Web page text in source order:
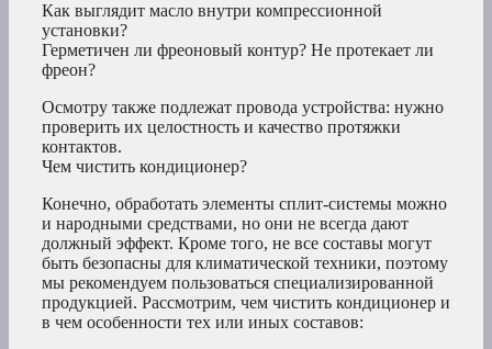
Как выглядит масло внутри компрессионной
установки?
Герметичен ли фреоновый контур? Не протекает ли
фреон?
Осмотру также подлежат провода устройства: нужно
проверить их целостность и качество протяжки
контактов.
Чем чистить кондиционер?
Конечно, обработать элементы сплит-системы можно
и народными средствами, но они не всегда дают
должный эффект. Кроме того, не все составы могут
быть безопасны для климатической техники, поэтому
мы рекомендуем пользоваться специализированной
продукцией. Рассмотрим, чем чистить кондиционер и
в чем особенности тех или иных составов: